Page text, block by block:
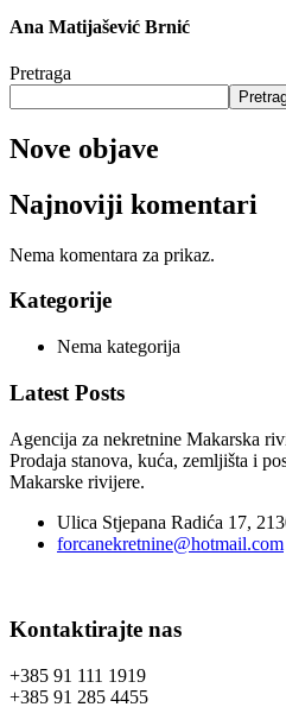
Ana Matijašević Brnić
Pretraga
Nove objave
Najnoviji komentari
Nema komentara za prikaz.
Kategorije
Nema kategorija
Latest Posts
Agencija za nekretnine Makarska
Prodaja stanova, kuća, zemljišta i
Makarske rivijere.
Ulica Stjepana Radića 17,
forcanekretnine@hotmail.com
Kontaktirajte nas
+385 91 111 1919
+385 91 285 4455